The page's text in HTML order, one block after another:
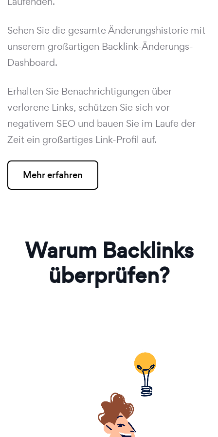
Sehen Sie die gesamte Änderungshistorie mit
unserem großartigen Backlink-Änderungs-
Dashboard.
Erhalten Sie Benachrichtigungen über
verlorene Links, schützen Sie sich vor
negativem SEO und bauen Sie im Laufe der
Zeit ein großartiges Link-Profil auf.
Mehr erfahren
Warum Backlinks
überprüfen?